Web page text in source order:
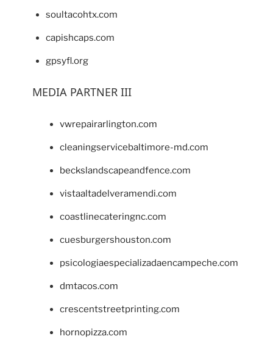
soultacohtx.com
capishcaps.com
gpsyfl.org
MEDIA PARTNER III
vwrepairarlington.com
cleaningservicebaltimore-md.com
beckslandscapeandfence.com
vistaaltadelveramendi.com
coastlinecateringnc.com
cuesburgershouston.com
psicologiaespecializadaencampeche.com
dmtacos.com
crescentstreetprinting.com
hornopizza.com